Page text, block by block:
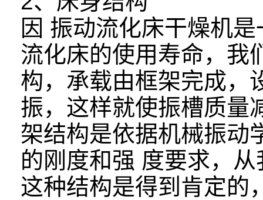
因 振动流化床干燥机
流化床的使用寿命，我
构，承载由框架完成，
振，这样就使振槽质量
架结构是依据机械振动
的刚度和强 度要求，
这种结构是得到肯定的